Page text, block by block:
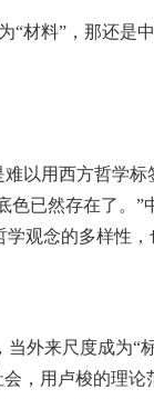
材料”，那还是
以用西方哲学
已然存在了。
观念的多样性
当外来尺度成为“
，用卢梭的理